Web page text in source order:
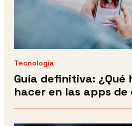
Tecnología
Guía definitiva: ¿Qué
hacer en las apps de